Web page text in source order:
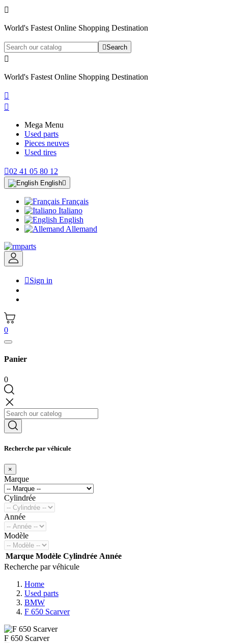

World's Fastest Online Shopping Destination
Search

World's Fastest Online Shopping Destination


Mega Menu
Used parts
Pieces neuves
Used tires
02 41 05 80 12
English
Français
Italiano
English
Allemand
Sign in
0
Panier
0
Recherche par véhicule
×
Marque
Cylindrée
Année
Modèle
Marque Modèle Cylindrée Année
Recherche par véhicule
Home
Used parts
BMW
F 650 Scarver
F 650 Scarver